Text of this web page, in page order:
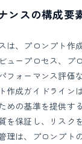
ンスの構成要
は、プロンプト作
ュープロセス、プ
フォーマンス評価
作成ガイドライン
めの基準を提供す
を保証し、リスク
理は、プロンプト